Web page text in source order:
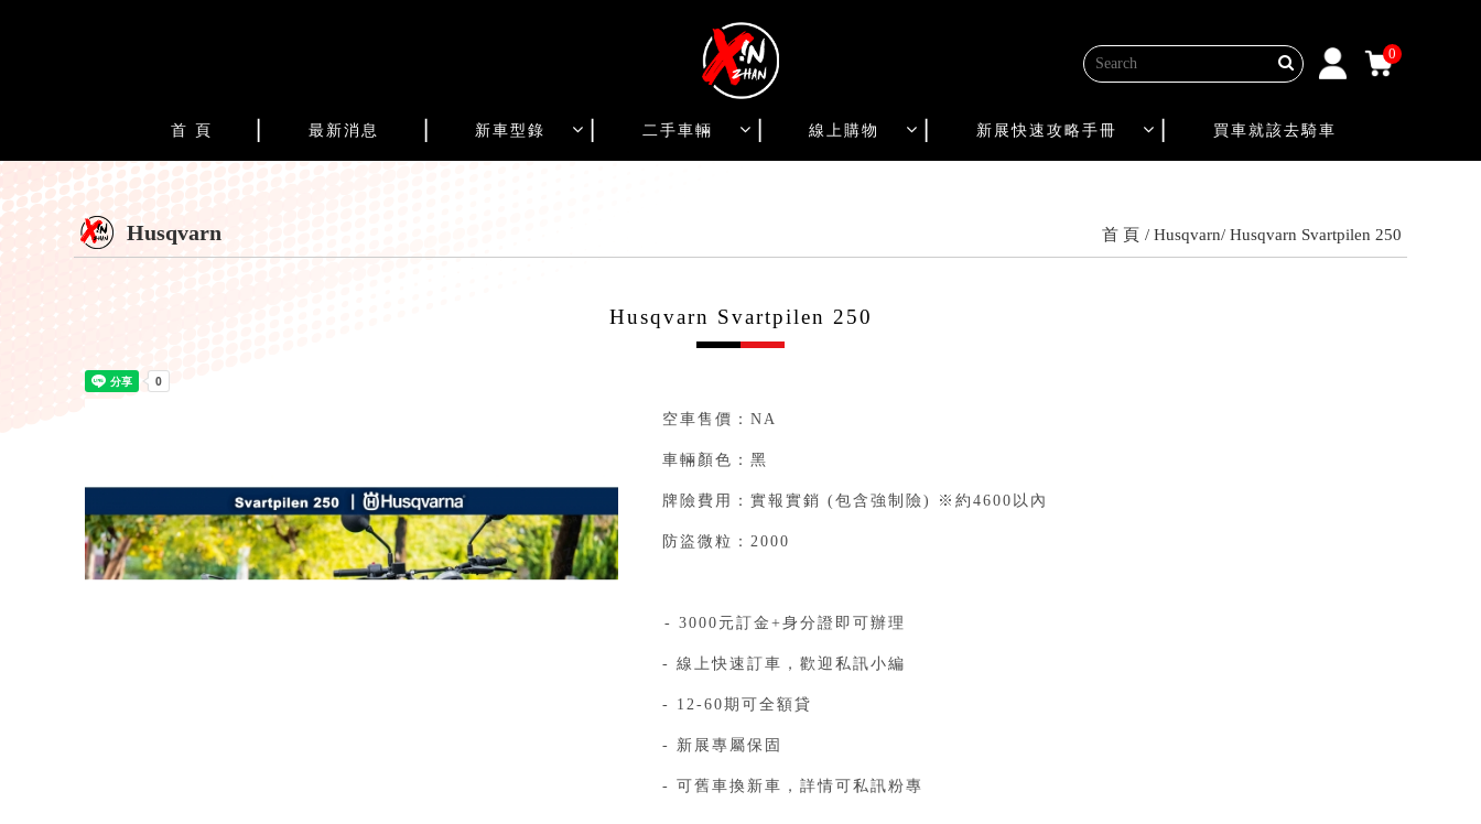
0
首 頁 最新消息 新車型錄 二手車輛 線上購物 新展快速攻略手冊 買車就該去騎車
Husqvarn 首 頁 Husqvarn Husqvarn Svartpilen 250
Husqvarn Svartpilen 250
空車售價：NA⁣
車輛顏色：黑⁣
牌險費用：實報實銷 (包含強制險) ※約4600以內⁣
防盜微粒：2000
⁣- 3000元訂金+身分證即可辦理⁣⁣⁣⁣⁣⁣⁣⁣⁣⁣⁣⁣⁣⁣⁣⁣⁣⁣⁣⁣⁣
- 線上快速訂車，歡迎私訊小編⁣⁣⁣⁣⁣⁣⁣⁣⁣⁣⁣⁣⁣⁣⁣⁣⁣⁣⁣⁣⁣
- 12-60期可全額貸⁣⁣⁣⁣⁣⁣⁣⁣⁣⁣⁣
- 新展專屬保固⁣
- 可舊車換新車，詳情可私訊粉專⁣⁣⁣⁣⁣